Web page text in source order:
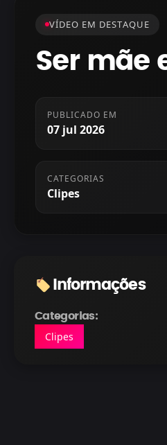
VÍDEO EM DESTAQUE
Ser mãe
PUBLICADO EM
07 jul 2026
CATEGORIAS
Clipes
Informações
Categorias:
Clipes